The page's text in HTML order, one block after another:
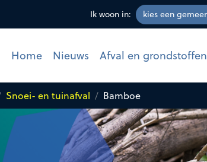
Ik woon in:
Home Nieuws Afval en grondstoffen
Snoei- en tuinafval Bamboe